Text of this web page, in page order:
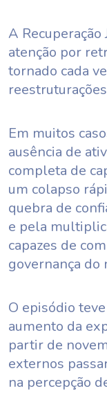
A
atenção por
tornado cada
Em muitos
ausência de
completa de
um colapso
quebra de
e pela
capazes de
governança do
O episódio
aumento da
partir de
externos
na percepção